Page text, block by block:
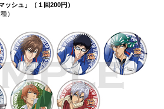
ッシュ」（１回200円）
）